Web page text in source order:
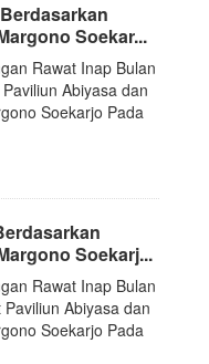
Soekar...
Rawat Inap Bulan
Abiyasa dan
Soekarjo Pada
Soekarj...
Rawat Inap Bulan
Abiyasa dan
Soekarjo Pada